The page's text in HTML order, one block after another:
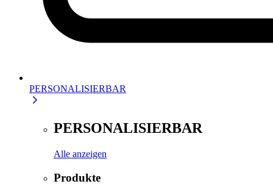
PERSONALISIERBAR
PERSONALISIERBAR
Alle anzeigen
Produkte